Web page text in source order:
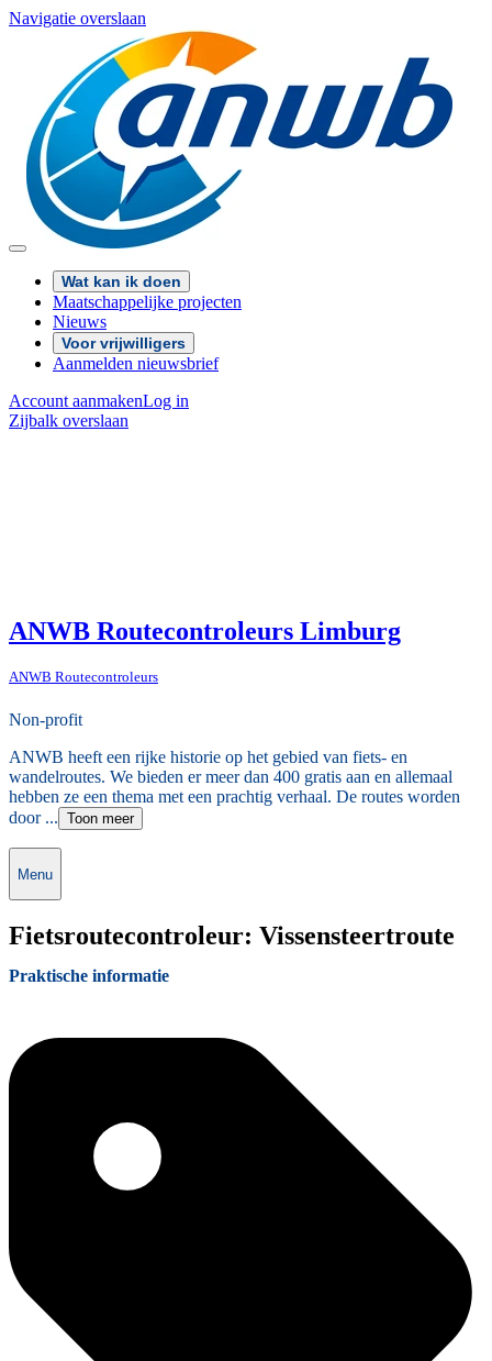
Navigatie overslaan
Wat kan ik doen
Maatschappelijke projecten
Nieuws
Voor vrijwilligers
Aanmelden nieuwsbrief
Account aanmakenLog in
Zijbalk overslaan
ANWB Routecontroleurs Limburg
ANWB Routecontroleurs
Non-profit
ANWB heeft een rijke historie op het gebied van fiets- en
wandelroutes. We bieden er meer dan 400 gratis aan en allemaal
hebben ze een thema met een prachtig verhaal. De routes worden
door ... Toon meer
Menu
Fietsroutecontroleur: Vissensteertroute
Praktische informatie